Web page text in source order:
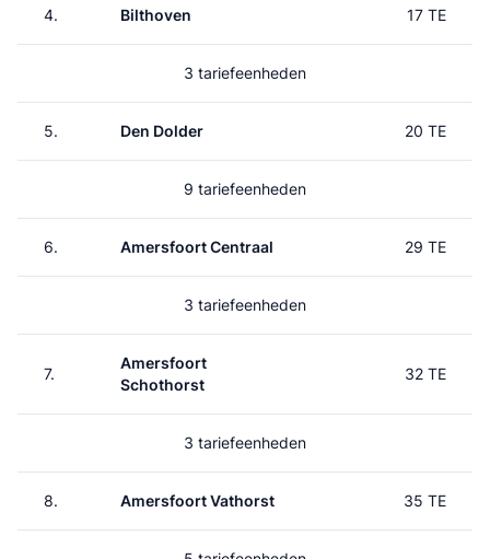
4. Bilthoven 17 TE
3 tariefeenheden
5. Den Dolder 20 TE
9 tariefeenheden
6. Amersfoort Centraal 29 TE
3 tariefeenheden
7.
Amersfoort
Schothorst
32 TE
3 tariefeenheden
8. Amersfoort Vathorst 35 TE